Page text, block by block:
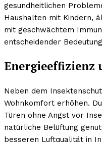
gesundheitlichen
Haushalten mit Kindern,
mit geschwächtem
entscheidender
Energieeffizienz
Neben dem
Wohnkomfort erhöhen.
Türen ohne Angst vor
natürliche Belüftung
besseren Luftqualität in